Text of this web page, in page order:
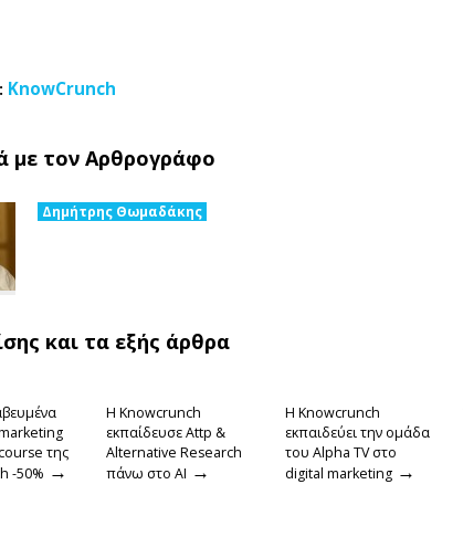
KnowCrunch
με τον Αρθρογράφο
Δημήτρης Θωμαδάκης
και τα εξής άρθρα
της
-50% →
Η Knowcrunch
εκπαίδευσε Attp &
Alternative Research
πάνω στο ΑΙ →
Η Knowcrunch
εκπαιδεύει την ομάδα
του Alpha TV στο
digital marketing →